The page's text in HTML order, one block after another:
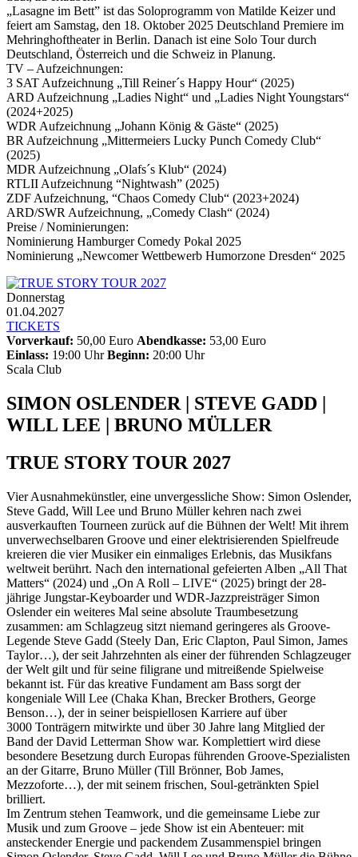
„Lasagne im Bett” ist das Soloprogramm von Matilde Keizer und
feiert am Samstag, den 18. Oktober 2025 Deutschland Premiere im
Mehringhoftheater in Berlin. Danach ist eine Solo Tour durch
Deutschland, Österreich und die Schweiz in Planung.
TV – Aufzeichnungen:
3 SAT Aufzeichnung „Till Reiner´s Happy Hour“ (2025)
ARD Aufzeichnung „Ladies Night“ und „Ladies Night Youngstars“
(2024+2025)
WDR Aufzeichnung „Johann König & Gäste“ (2025)
BR Aufzeichnung „Mittermeiers Lucky Punch Comedy Club“
(2025)
MDR Aufzeichnung „Olafs´s Klub“ (2024)
RTLII Aufzeichnung “Nightwash” (2025)
ZDF Aufzeichnung, “Chaos Comedy Club“ (2023+2024)
ARD/SWR Aufzeichnung, „Comedy Clash“ (2024)
Preise / Nominierungen:
Nominierung Hamburger Comedy Pokal 2025
Nominierung „Newcomer Wettbewerb Humorzone Dresden“ 2025
Donnerstag
01.04.2027
TICKETS
Vorverkauf: 50,00 Euro Abendkasse: 53,00 Euro
Einlass: 19:00 UhrBeginn: 20:00 Uhr
Scala Club
SIMON OSLENDER | STEVE GADD |
WILL LEE | BRUNO MÜLLER
TRUE STORY TOUR 2027
Vier Ausnahmekünstler, eine unvergessliche Show: Simon Oslender,
Steve Gadd, Will Lee und Bruno Müller kehren nach zwei
ausverkauften Tourneen zurück auf die Bühnen der Welt! Mit ihrem
unverwechselbaren Groove und einer elektrisierenden Spielfreude
kreieren die vier Musiker ein einmaliges Erlebnis, das Musikfans
weltweit berührt. Nach den international gefeierten Alben „All That
Matters“ (2024) und „On A Roll – LIVE“ (2025) bringt der 28-
jährige Jungstar-Keyboarder und WDR-Jazzpreisträger Simon
Oslender ein weiteres Mal seine absolute Traumbesetzung
zusammen: am Schlagzeug sitzt niemand geringeres als Groove-
Legende Steve Gadd (Steely Dan, Eric Clapton, Paul Simon, James
Taylor…), der seit Jahrzehnten als einer der führenden Schlagzeuger
der Welt gilt und für seine filigrane und mitreißende Spielweise
bekannt ist. Für das kreative Fundament am Bass sorgt der
kongeniale Will Lee (Chaka Khan, Brecker Brothers, George
Benson…), der in seiner beispiellosen Karriere auf über
3000 Tonträgern mitwirkte und über 30 Jahre lang Mitglied der
Band der David Letterman Show war. Komplettiert wird diese
besondere Besetzung durch Europas führenden Groove-Spezialisten
an der Gitarre, Bruno Müller (Till Brönner, Bob James,
Mezzoforte…), der mit seinem frischen, Soul-getränkten Spiel
brilliert.
Im Zentrum stehen Teamwork, und die gemeinsame Liebe zur
Musik und zum Groove – jede Show ist ein Abenteuer: mit
ansteckender Energie und packendem Zusammenspiel bringen